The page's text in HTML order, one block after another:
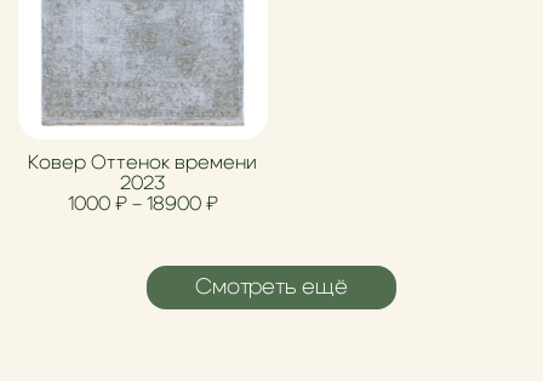
Ковер Оттенок времени
2023
1000 ₽ – 18900 ₽Диапазон цен: 1000 ₽ – 18900 ₽
Смотреть ещё